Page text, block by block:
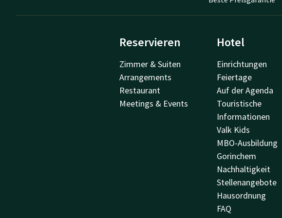
Reservieren
Zimmer & Suiten
Arrangements
Restaurant
Meetings & Events
Hotel
Einrichtungen
Feiertage
Auf der Agenda
Touristische
Informationen
Valk Kids
MBO-Ausbildung
Gorinchem
Nachhaltigkeit
Stellenangebote
Hausordnung
FAQ